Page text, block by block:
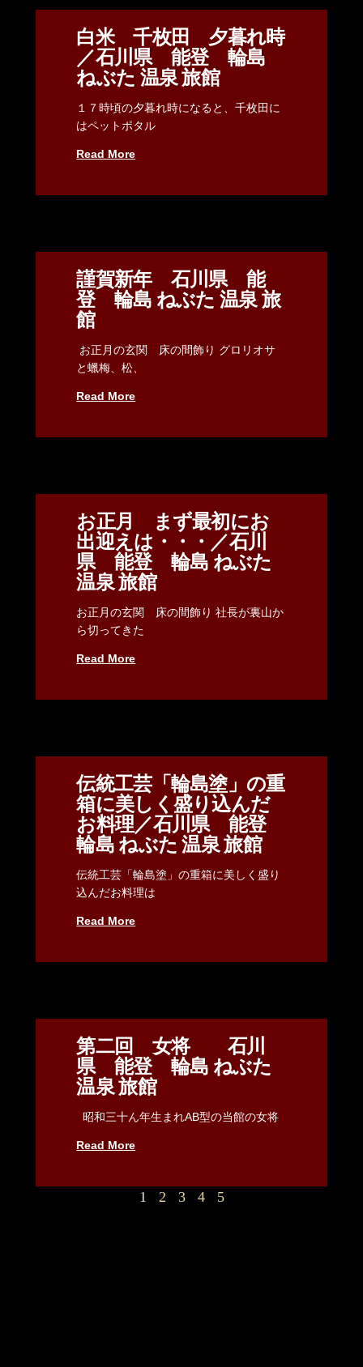
白米 千枚田 夕暮れ時
／石川県 能登 輪島
ねぶた 温泉 旅館
１７時頃の夕暮れ時になると、千枚田に
はペットポタル
Read More
謹賀新年 石川県 能
登 輪島 ねぶた 温泉 旅
館
お正月の玄関 床の間飾り グロリオサ
と蠟梅、松、
Read More
お正月 まず最初にお
出迎えは・・・／石川
県 能登 輪島 ねぶた
温泉 旅館
お正月の玄関 床の間飾り 社長が裏山か
ら切ってきた
Read More
伝統工芸「輪島塗」の重
箱に美しく盛り込んだ
お料理／石川県 能登
輪島 ねぶた 温泉 旅館
伝統工芸「輪島塗」の重箱に美しく盛り
込んだお料理は
Read More
第二回 女将 石川
県 能登 輪島 ねぶた
温泉 旅館
昭和三十ん年生まれAB型の当館の女将
Read More
1 2 3 4 5